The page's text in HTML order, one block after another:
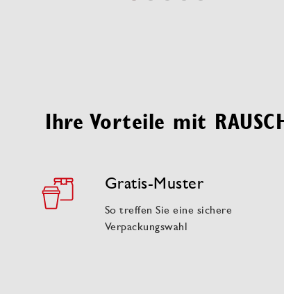
Ihre Vorteile mit
Gratis-Muster
So treffen Sie eine sichere
Verpackungswahl